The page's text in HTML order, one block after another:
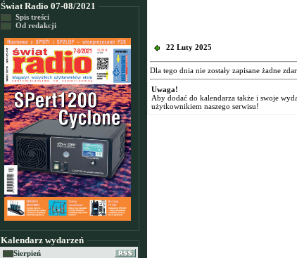
Świat Radio 07-08/2021
Spis treści
Od redakcji
Kalendarz wydarzeń
Sierpień
22 Luty 2025
Dla tego dnia nie zostały zapisane żadne
Uwaga!
Aby dodać do kalendarza także i swoje
użytkownikiem naszego serwisu!